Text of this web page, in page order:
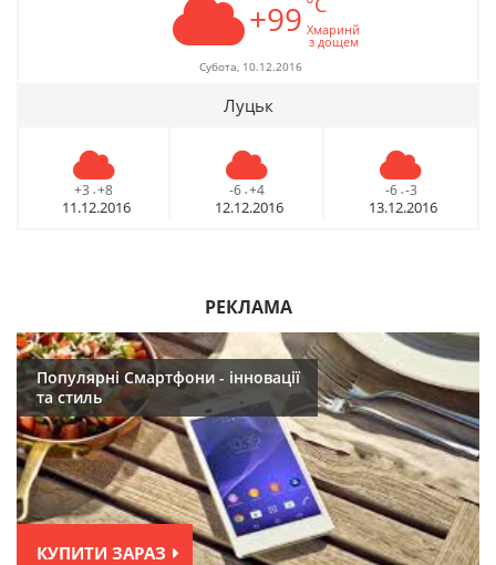
+99 Хмаринй
з дощем
Субота, 10.12.2016
Луцьк
+3 - +8
11.12.2016
-6 - +4
12.12.2016
-6 - -3
13.12.2016
РЕКЛАМА
Популярні Смартфони - інновації
та стиль
КУПИТИ ЗАРАЗ